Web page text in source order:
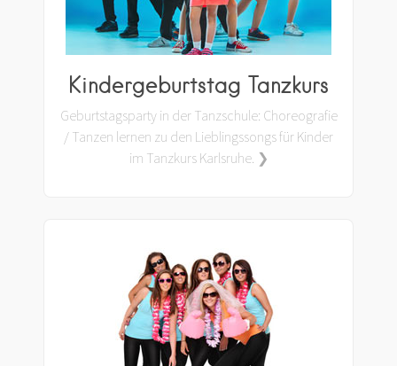
Kindergeburtstag Tanzkurs
Geburtstagsparty in der Tanzschule: Choreografie
/ Tanzen lernen zu den Lieblingssongs für Kinder
im Tanzkurs Karlsruhe. ❯